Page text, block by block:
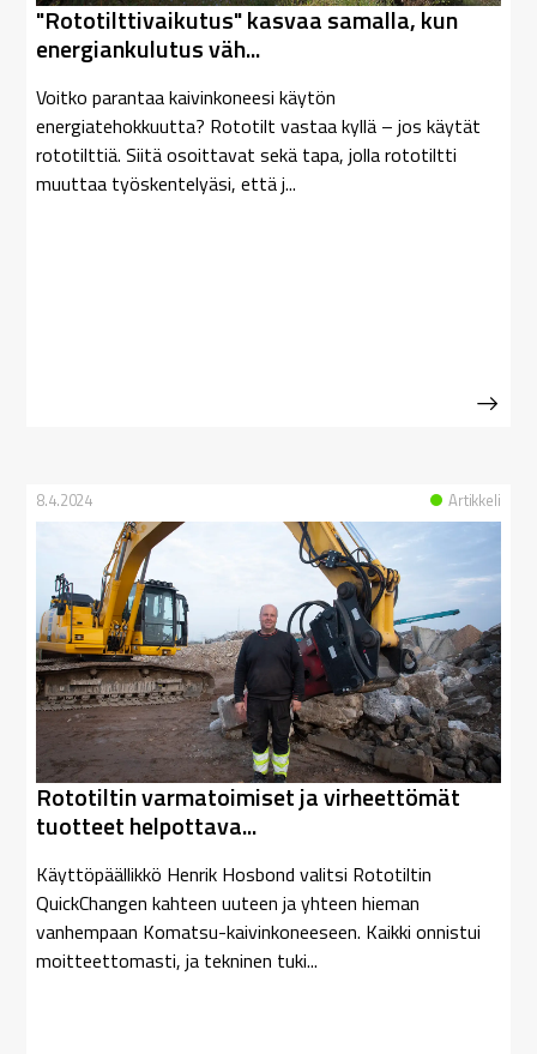
"Rototilttivaikutus" kasvaa samalla, kun
energiankulutus väh...
Voitko parantaa kaivinkoneesi käytön
energiatehokkuutta? Rototilt vastaa kyllä – jos käytät
rototilttiä. Siitä osoittavat sekä tapa, jolla rototiltti
muuttaa työskentelyäsi, että j...
Artikkeli
8.4.2024
Rototiltin varmatoimiset ja virheettömät
tuotteet helpottava...
Käyttöpäällikkö Henrik Hosbond valitsi Rototiltin
QuickChangen kahteen uuteen ja yhteen hieman
vanhempaan Komatsu-kaivinkoneeseen. Kaikki onnistui
moitteettomasti, ja tekninen tuki...